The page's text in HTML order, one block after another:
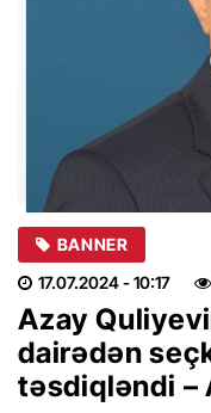
BANNER
17.07.2024- 10:17
Azay
dairədən
təsdiqləndi –